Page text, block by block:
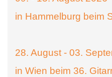
in Hammelburg beim
28. August - 03.
in Wien beim 36.